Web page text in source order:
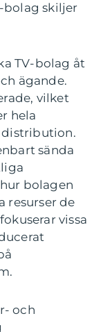
bolag skiljer
TV-bolag åt
ägande.
vilket
hela
distribution.
sända
bolagen
resurser de
vissa
och